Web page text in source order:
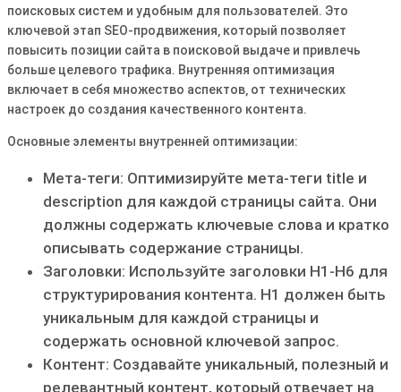
поисковых систем и удобным для пользователей․ Это
ключевой этап SEO-продвижения‚ который позволяет
повысить позиции сайта в поисковой выдаче и привлечь
больше целевого трафика․ Внутренняя оптимизация
включает в себя множество аспектов‚ от технических
настроек до создания качественного контента․
Основные элементы внутренней оптимизации:
Мета-теги: Оптимизируйте мета-теги title и
description для каждой страницы сайта․ Они
должны содержать ключевые слова и кратко
описывать содержание страницы․
Заголовки: Используйте заголовки H1-H6 для
структурирования контента․ H1 должен быть
уникальным для каждой страницы и
содержать основной ключевой запрос․
Контент: Создавайте уникальный‚ полезный и
релевантный контент‚ который отвечает на